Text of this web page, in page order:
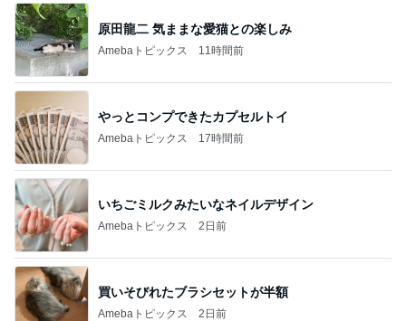
原田龍二 気ままな愛猫との楽しみ
Amebaトピックス 11時間前
やっとコンプできたカプセルトイ
Amebaトピックス 17時間前
いちごミルクみたいなネイルデザイン
Amebaトピックス 2日前
買いそびれたブラシセットが半額
Amebaトピックス 2日前